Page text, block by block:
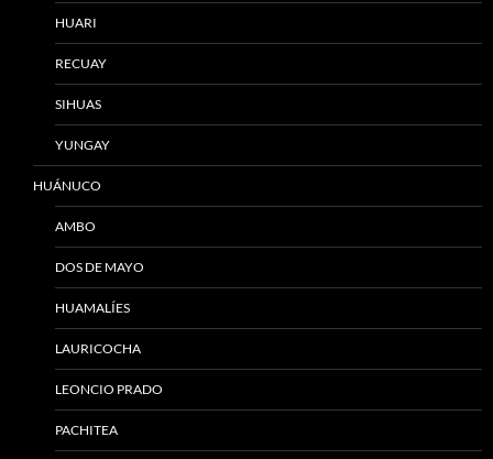
HUARI
RECUAY
SIHUAS
YUNGAY
HUÁNUCO
AMBO
DOS DE MAYO
HUAMALÍES
LAURICOCHA
LEONCIO PRADO
PACHITEA